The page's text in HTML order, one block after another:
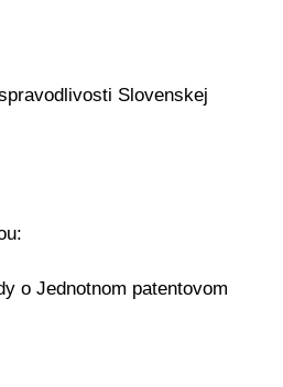
Slovenskej
o Jednotnom patentovom